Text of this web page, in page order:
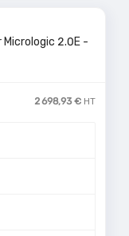
2.0E -
2 698,93 € HT